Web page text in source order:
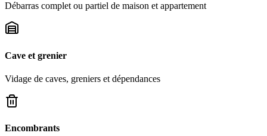
Débarras complet ou partiel de maison et appartement
Cave et grenier
Vidage de caves, greniers et dépendances
Encombrants